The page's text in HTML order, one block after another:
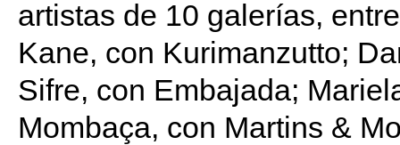
artistas de 10 galerías,
Kane, con Kurimanzutto;
Sifre, con Embajada;
Mombaça, con Martins &